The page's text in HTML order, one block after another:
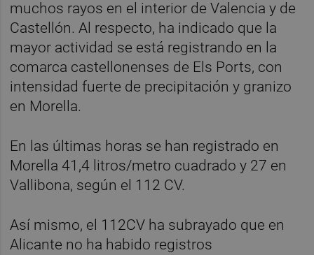
muchos rayos en el interior de Valencia y de
Castellón. Al respecto, ha indicado que la
mayor actividad se está registrando en la
comarca castellonenses de Els Ports, con
intensidad fuerte de precipitación y granizo
en Morella.
En las últimas horas se han registrado en
Morella 41,4 litros/metro cuadrado y 27 en
Vallibona, según el 112 CV.
Así mismo, el 112CV ha subrayado que en
Alicante no ha habido registros